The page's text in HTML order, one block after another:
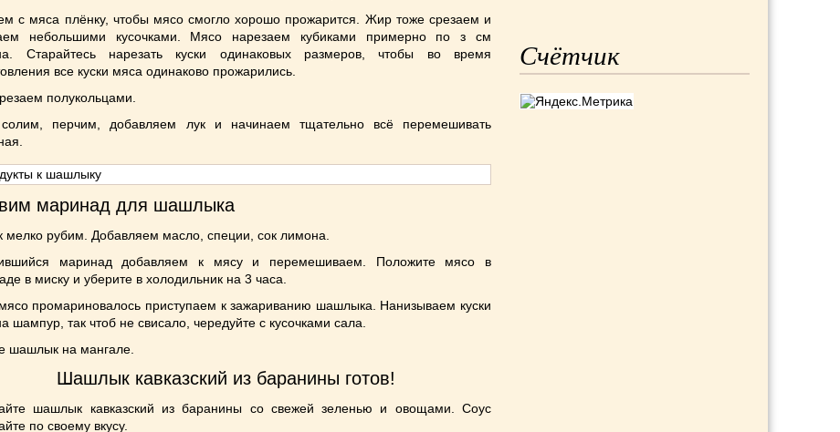
с мяса плёнку, чтобы мясо смогло хорошо прожарится. Жир тоже срезаем и
небольшими кусочками. Мясо нарезаем кубиками примерно по з см
Старайтесь нарезать куски одинаковых размеров, чтобы во время
все куски мяса одинаково прожарились.
полукольцами.
перчим, добавляем лук и начинаем тщательно всё перемешивать
маринад для шашлыка
мелко рубим. Добавляем масло, специи, сок лимона.
маринад добавляем к мясу и перемешиваем. Положите мясо в
в миску и уберите в холодильник на 3 часа.
промариновалось приступаем к зажариванию шашлыка. Нанизываем куски
шампур, так чтоб не свисало, чередуйте с кусочками сала.
шашлык на мангале.
Шашлык кавказский из баранины готов!
шашлык кавказский из баранины со свежей зеленью и овощами. Соус
по своему вкусу.
Счётчик